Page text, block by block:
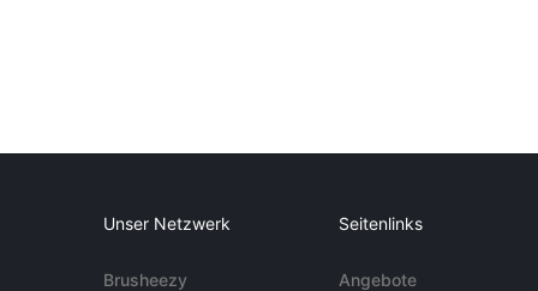
Unser Netzwerk
Brusheezy
Seitenlinks
Angebote